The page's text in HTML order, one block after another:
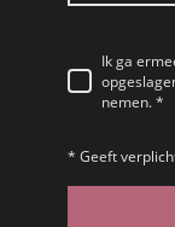
Ik ga
nemen.*
* Geeft